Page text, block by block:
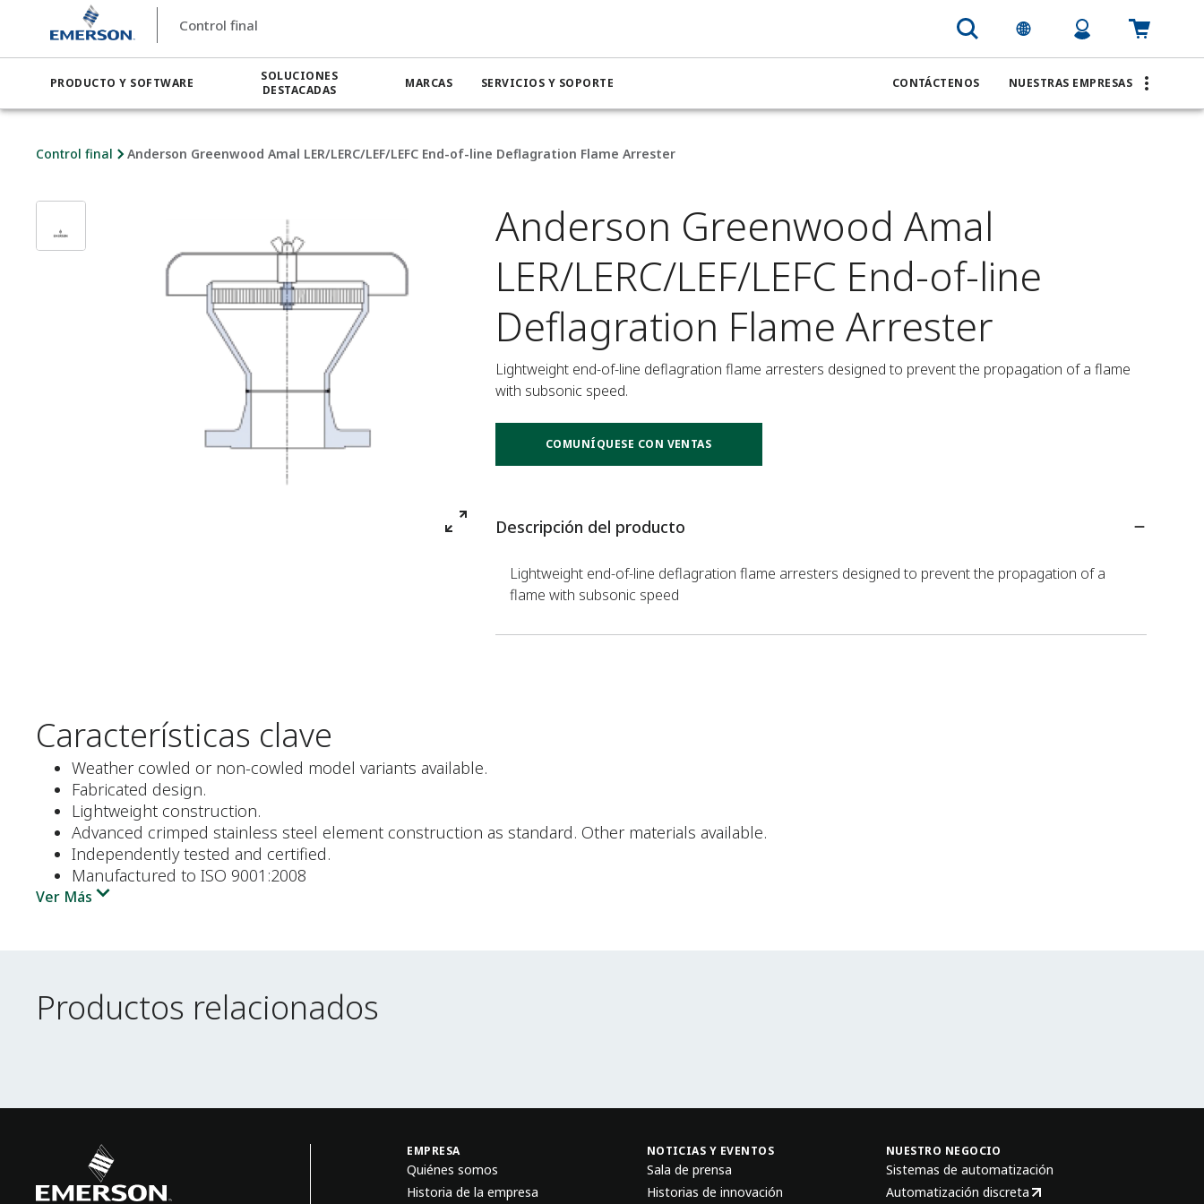
Control final
PRODUCTO Y SOFTWARE
SOLUCIONES
DESTACADAS
MARCAS SERVICIOS Y SOPORTE CONTÁCTENOS NUESTRAS EMPRESAS
Control final Anderson Greenwood Amal LER/LERC/LEF/LEFC End-of-line Deflagration Flame Arrester
Anderson Greenwood Amal
LER/LERC/LEF/LEFC End-of-line
Deflagration Flame Arrester
Lightweight end-of-line deflagration flame arresters designed to prevent the propagation of a flame
with subsonic speed.
COMUNÍQUESE CON VENTAS
Descripción del producto
Lightweight end-of-line deflagration flame arresters designed to prevent the propagation of a
flame with subsonic speed
Características clave
Weather cowled or non-cowled model variants available.
Fabricated design.
Lightweight construction.
Advanced crimped stainless steel element construction as standard. Other materials available.
Independently tested and certified.
Manufactured to ISO 9001:2008
Ver Más
Productos relacionados
Productos relacionados
EMPRESA
Quiénes somos
Historia de la empresa
NOTICIAS Y EVENTOS
Sala de prensa
Historias de innovación
NUESTRO NEGOCIO
Sistemas de automatización
Automatización discreta